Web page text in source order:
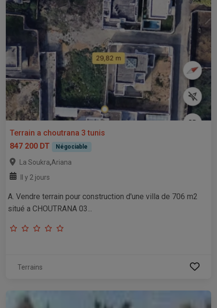
Terrain a choutrana 3 tunis
847 200 DT
Négociable
La Soukra,Ariana
Il y 2 jours
A. Vendre terrain pour construction d'une villa de 706 m2
situé a CHOUTRANA 03...
Terrains